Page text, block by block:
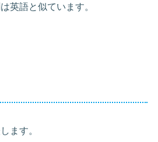
英語と似ています。
ます。